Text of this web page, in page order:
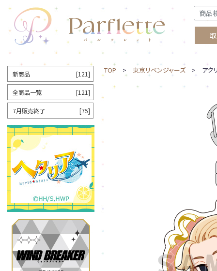
TOP > 東京リベンジャーズ> アクリ
新商品 [121]
全商品一覧 [121]
7月販売終了 [75]